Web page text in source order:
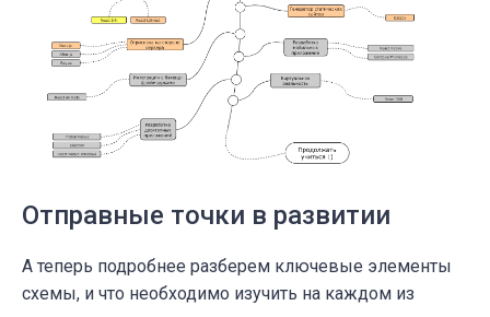
Отправные точки в развитии
А теперь подробнее разберем ключевые элементы
схемы, и что необходимо изучить на каждом из